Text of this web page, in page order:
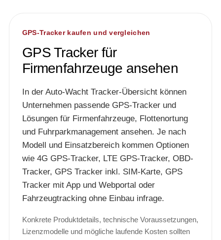
GPS-Tracker kaufen und vergleichen
GPS Tracker für
Firmenfahrzeuge ansehen
In der Auto-Wacht Tracker-Übersicht können
Unternehmen passende GPS-Tracker und
Lösungen für Firmenfahrzeuge, Flottenortung
und Fuhrparkmanagement ansehen. Je nach
Modell und Einsatzbereich kommen Optionen
wie 4G GPS-Tracker, LTE GPS-Tracker, OBD-
Tracker, GPS Tracker inkl. SIM-Karte, GPS
Tracker mit App und Webportal oder
Fahrzeugtracking ohne Einbau infrage.
Konkrete Produktdetails, technische Voraussetzungen,
Lizenzmodelle und mögliche laufende Kosten sollten